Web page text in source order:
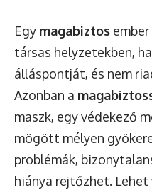
Egy magabiztos
társas helyzetekben,
álláspontját, és nem
Azonban a
maszk, egy védekező
mögött mélyen
problémák,
hiánya rejtőzhet.